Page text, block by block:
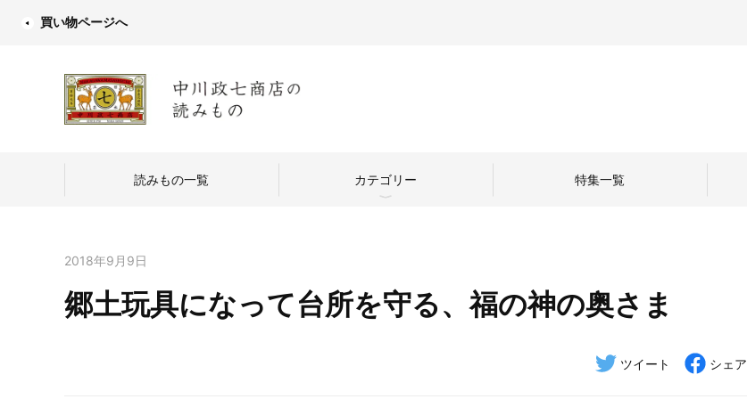
買い物ページへ
読みもの一覧 カテゴリー
中川政七商店のものづくり 日本の暮らし 中川政七商店のひと
特集一覧
2018年9月9日
郷土玩具になって台所を守る、福の神の奥さま
ツイート シェア